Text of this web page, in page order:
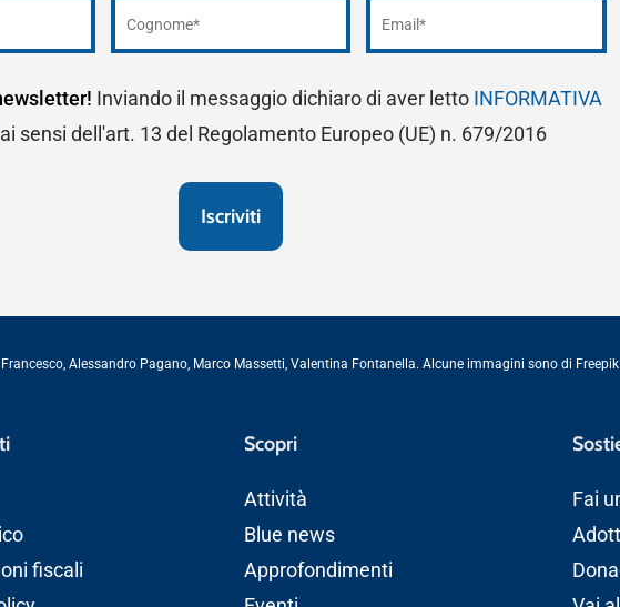
Inviando il messaggio dichiaro di aver letto INFORMATIVA
sensi dell'art. 13 del Regolamento Europeo (UE) n. 679/2016
, Alessandro Pagano, Marco Massetti, Valentina Fontanella. Alcune immagini sono di Freepik
fiscali
Scopri
Attività
Blue news
Approfondimenti
Fai